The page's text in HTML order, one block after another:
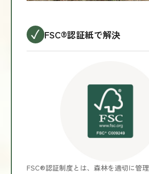
FSC®認証紙で解決
FSC®認証制度とは、森林を適切に管